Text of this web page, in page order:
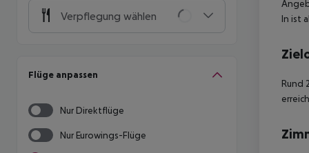
Verpflegung wählen
Flüge anpassen
Nur Direktflüge
Nur Eurowings-Flüge
In ist
Rund